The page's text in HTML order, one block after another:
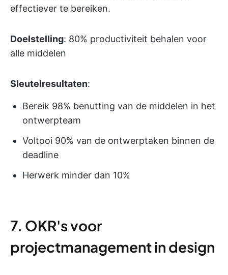
effectiever te bereiken.
Doelstelling: 80% productiviteit behalen voor
alle middelen
Sleutelresultaten:
Bereik 98% benutting van de middelen in het
ontwerpteam
Voltooi 90% van de ontwerptaken binnen de
deadline
Herwerk minder dan 10%
7. OKR's voor
projectmanagement in design